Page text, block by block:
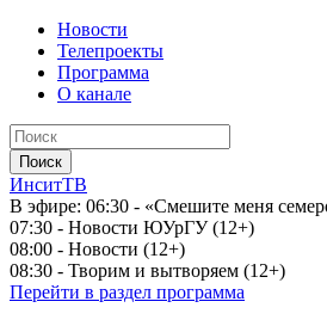
Новости
Телепроекты
Программа
О канале
ИнситТВ
В эфире: 06:30 - «Смешите меня
07:30 - Новости ЮУрГУ (12+)
08:00 - Новости (12+)
08:30 - Творим и вытворяем (12+)
Перейти в раздел программа